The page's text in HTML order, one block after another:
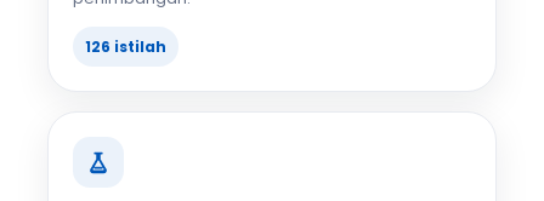
126 istilah